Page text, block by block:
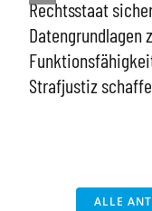
Rechtsstaat
Datengrundlagen
Strafjustiz
ALLE